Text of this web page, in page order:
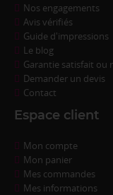
Nos engagements
Avis vérifiés
Guide d'impressions
Le blog
Garantie satisfait ou
Demander un devis
Contact
Espace client
Mon compte
Mon panier
Mes commandes
Mes informations